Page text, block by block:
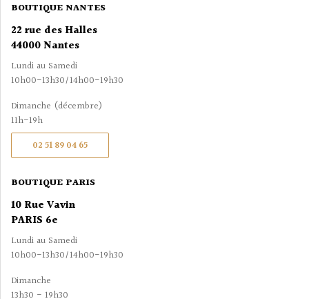
BOUTIQUE NANTES
22 rue des Halles
44000 Nantes
Lundi au Samedi
10h00-13h30/14h00-19h30
Dimanche (décembre)
11h-19h
02 51 89 04 65
BOUTIQUE PARIS
10 Rue Vavin
PARIS 6e
Lundi au Samedi
10h00-13h30/14h00-19h30
Dimanche
13h30 - 19h30